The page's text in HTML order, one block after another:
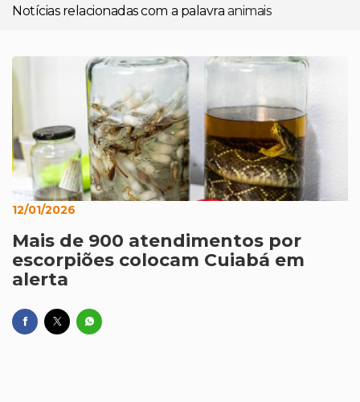
Notícias relacionadas com a palavra animais
12/01/2026
Mais de 900 atendimentos por
escorpiões colocam Cuiabá em
alerta